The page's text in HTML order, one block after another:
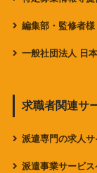
編集部・監修者
一般社団法人 日
求職者関連サ
派遣専門の求人
派遣事業サービス